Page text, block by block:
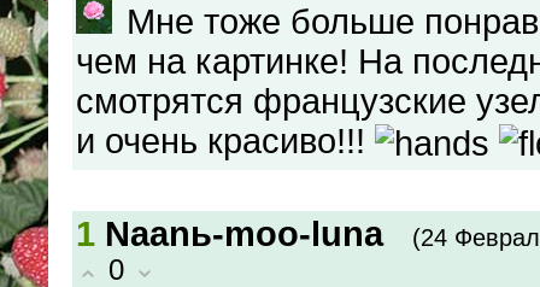
Мне тоже больше
чем на картинке! На
смотрятся французские
и очень красиво!!!
1 Naanь-moo-luna (24
0